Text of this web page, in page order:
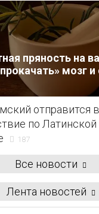
пряность на
мозг и
отправится
по Латинской
187
Все новости
Лента новостей